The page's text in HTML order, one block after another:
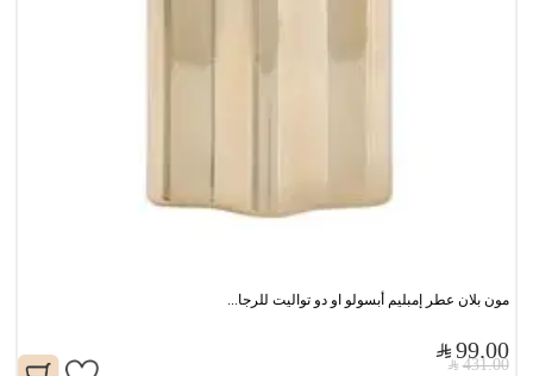
مون بلان عطر إمبليم أبسولو او دو تواليت للرجا...
99.00
431.00